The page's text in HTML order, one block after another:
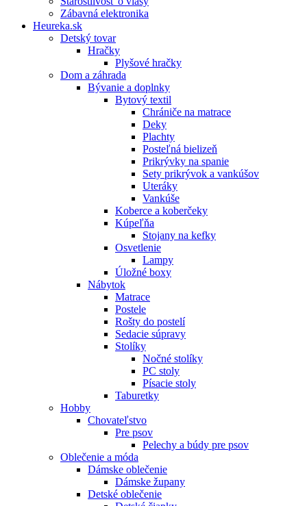
Zábavná elektronika
Heureka.sk
Detský tovar
Hračky
Plyšové hračky
Dom a záhrada
Bývanie a doplnky
Bytový textil
Chrániče na matrace
Deky
Plachty
Posteľná bielizeň
Prikrývky na spanie
Sety prikrývok a vankúšov
Uteráky
Vankúše
Koberce a koberčeky
Kúpeľňa
Stojany na kefky
Osvetlenie
Lampy
Úložné boxy
Nábytok
Matrace
Postele
Rošty do postelí
Sedacie súpravy
Stolíky
Nočné stolíky
PC stoly
Písacie stoly
Taburetky
Hobby
Chovateľstvo
Pre psov
Pelechy a búdy pre psov
Oblečenie a móda
Dámske oblečenie
Dámske župany
Detské oblečenie